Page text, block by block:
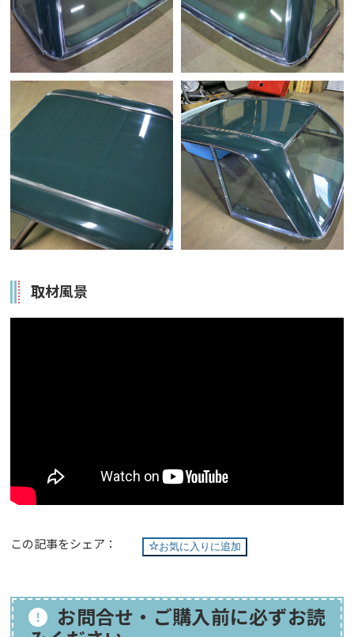
取材風景
お気に入りに追加
この記事をシェア：
お問合せ・ご購入前に必ずお読